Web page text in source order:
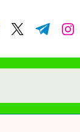
twitter.com
t.me